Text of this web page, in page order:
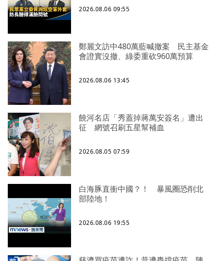
2026.08.06 09:55
鄭麗文訪中480萬藍喊撤案 民主基金
會證實沒撤、綠委重砍960萬預算
2026.08.06 13:45
饒河名店「秀蓋掉蔣萬安簽名」遭出
征 網號召刷五星幫補血
2026.08.05 07:59
白海豚直衝中國？！ 暴風圈恐削北
部陸地！
2026.08.06 19:55